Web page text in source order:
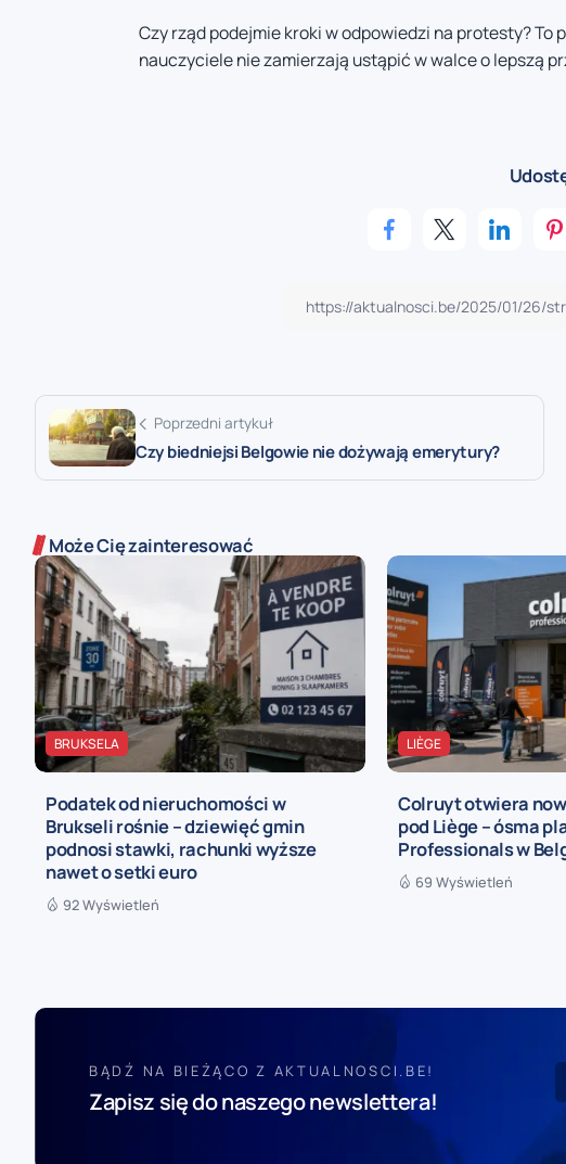
Czy rząd podejmie kroki w odpowiedzi na protesty?
nauczyciele nie zamierzają ustąpić w walce o lepszą
Poprzedni artykuł
Czy biedniejsi Belgowie nie dożywają emerytury?
Może Cię zainteresować
BRUKSELA
Podatek od nieruchomości w
Brukseli rośnie – dziewięć gmin
podnosi stawki, rachunki wyższe
nawet o setki euro
92 Wyświetleń
LIÈGE
Colruyt otwiera
pod Liège – ósma
Professionals w
69 Wyświetleń
BĄDŹ NA BIEŻĄCO Z AKTUALNOSCI.BE!
Zapisz się do naszego newslettera!